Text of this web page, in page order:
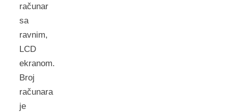
računar
sa
ravnim,
LCD
ekranom.
Broj
računara
je